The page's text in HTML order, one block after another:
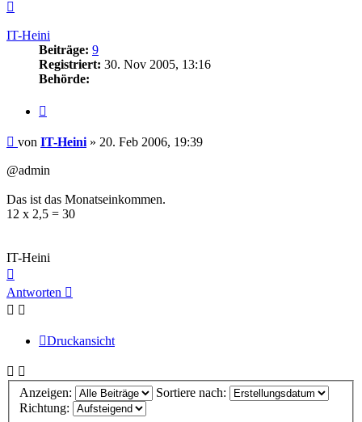
IT-Heini
Beiträge: 9
Registriert: 30. Nov 2005, 13:16
Behörde:
Beitrag
von IT-Heini » 20. Feb 2006, 19:39
@admin
Das ist das Monatseinkommen.
12 x 2,5 = 30
IT-Heini
oben
Antworten
Druckansicht
Anzeigen:
Sortiere nach:
Richtung: